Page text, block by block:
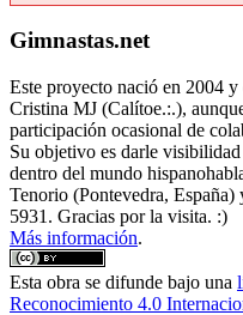
Gimnastas.net
Este proyecto nació en 2004
Cristina MJ (Calítoe.:.),
participación ocasional de
Su objetivo es darle
dentro del mundo
Tenorio (Pontevedra,
5931. Gracias por la visita. :)
Más información.
Esta obra se difunde bajo una
Reconocimiento 4.0